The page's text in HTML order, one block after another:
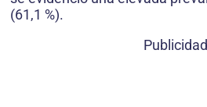
(61,1 %).
Publicidad